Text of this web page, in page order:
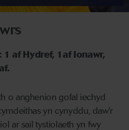
1 af Hydref, 1af Ionawr,
o anghenion gofal iechyd
yn cynyddu, daw'r
ar sail tystiolaeth yn fwy